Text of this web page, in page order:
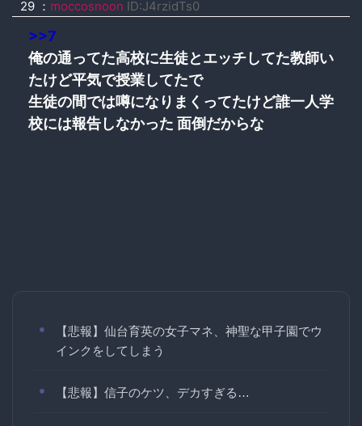
29 ： moccosnoon ID:J4rzidTs0
>>7
俺の通ってた高校に生徒とエッチしてた教師い
たけど平気で授業してたで
生徒の間では噂になりまくってたけど誰一人学
校には報告しなかった 面倒だからな
【悲報】仙台育英の女子マネ、神聖な甲子園でウ
インクをしてしまう
【悲報】信子のケツ、デカすぎる…